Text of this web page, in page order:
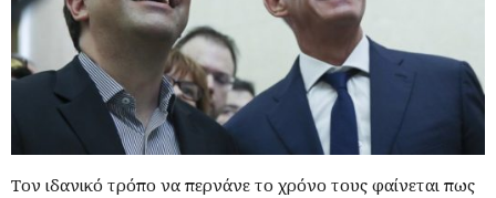
Τον ιδανικό τρόπο να περνάνε το χρόνο τους φαίνεται πως